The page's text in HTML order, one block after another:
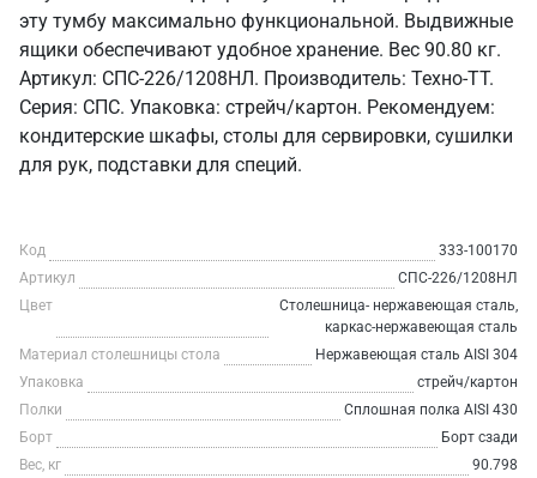
эту тумбу максимально функциональной. Выдвижные
ящики обеспечивают удобное хранение. Вес 90.80 кг.
Артикул: СПС-226/1208НЛ. Производитель: Техно-ТТ.
Серия: СПС. Упаковка: стрейч/картон. Рекомендуем:
кондитерские шкафы, столы для сервировки, сушилки
для рук, подставки для специй.
Код
333-100170
Артикул
СПС-226/1208НЛ
Цвет
Столешница- нержавеющая сталь,
каркас-нержавеющая сталь
Материал столешницы стола
Нержавеющая сталь AISI 304
Упаковка
стрейч/картон
Полки
Сплошная полка AISI 430
Борт
Борт сзади
Вес, кг
90.798